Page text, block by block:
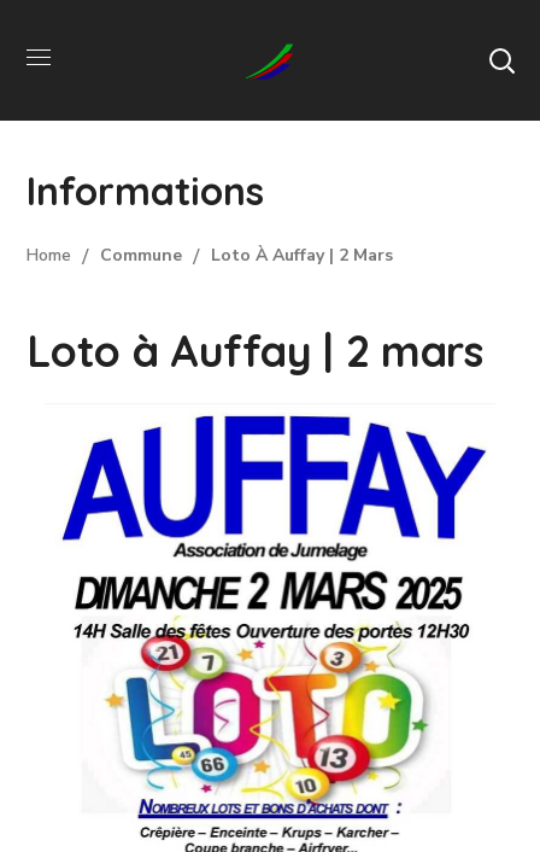
Informations
Home Commune Loto À Auffay | 2 Mars
Loto à Auffay | 2 mars